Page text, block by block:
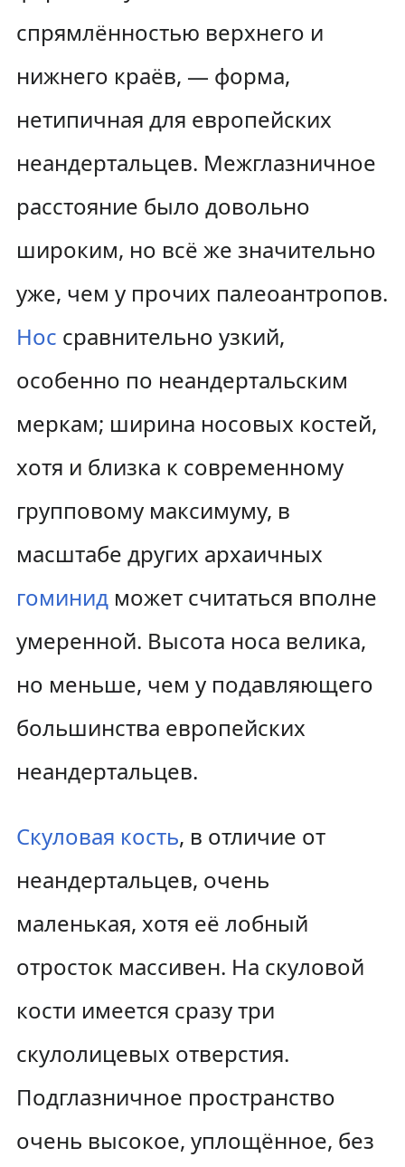
спрямлённостью верхнего и
нижнего краёв, — форма,
нетипичная для европейских
неандертальцев. Межглазничное
расстояние было довольно
широким, но всё же значительно
уже, чем у прочих палеоантропов.
Нос сравнительно узкий,
особенно по неандертальским
меркам; ширина носовых костей,
хотя и близка к современному
групповому максимуму, в
масштабе других архаичных
гоминидможет считаться вполне
умеренной. Высота носа велика,
но меньше, чем у подавляющего
большинства европейских
неандертальцев.
Скуловая кость, в отличие от
неандертальцев, очень
маленькая, хотя её лобный
отросток массивен. На скуловой
кости имеется сразу три
скулолицевых отверстия.
Подглазничное пространство
очень высокое, уплощённое, без